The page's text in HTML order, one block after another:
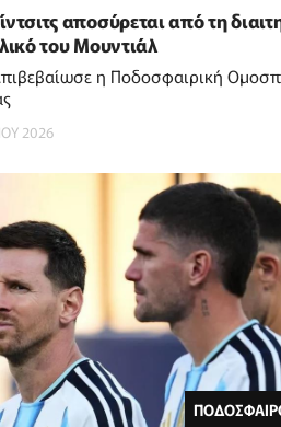
αποσύρεται από τη
του Μουντιάλ
η Ποδοσφαιρική
2026